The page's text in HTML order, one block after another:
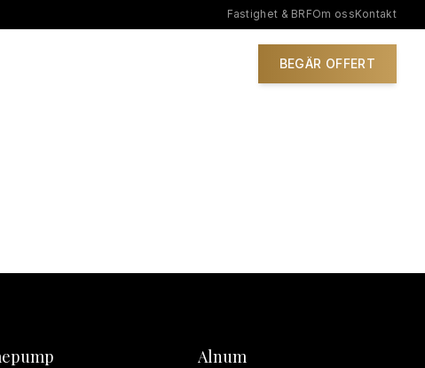
Fastighet & BRFOm ossKontakt
BEGÄR OFFERT
Alnum